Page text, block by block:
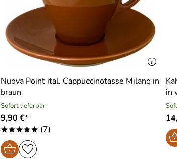
Nuova Point ital. Cappuccinotasse Milano in
braun
Sofort lieferbar
9,90 €*
***** (7)
in